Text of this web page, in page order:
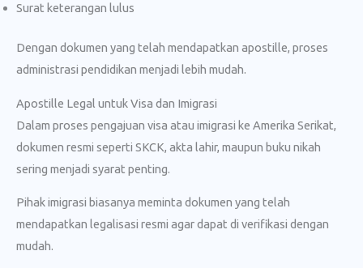
Surat keterangan lulus
Dengan dokumen yang telah mendapatkan apostille, proses
administrasi pendidikan menjadi lebih mudah.
Apostille Legal untuk Visa dan Imigrasi
Dalam proses pengajuan visa atau imigrasi ke Amerika Serikat,
dokumen resmi seperti SKCK, akta lahir, maupun buku nikah
sering menjadi syarat penting.
Pihak imigrasi biasanya meminta dokumen yang telah
mendapatkan legalisasi resmi agar dapat di verifikasi dengan
mudah.